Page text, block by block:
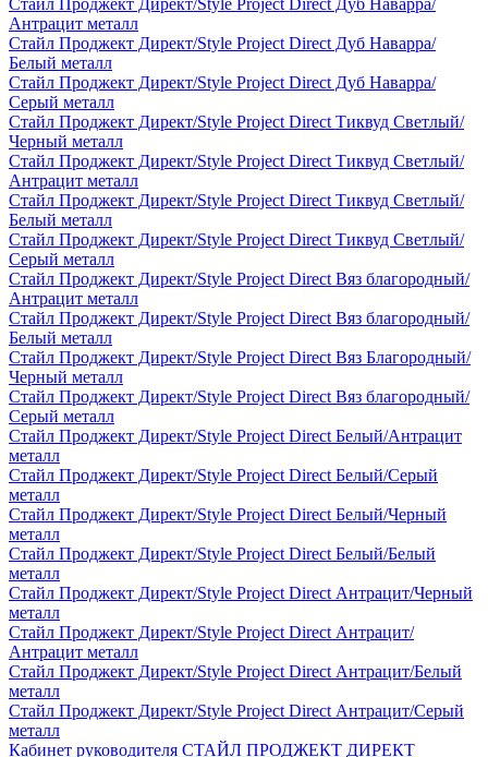
Стайл Проджект Директ/Style Project Direct Дуб Наварра/
Антрацит металл
Стайл Проджект Директ/Style Project Direct Дуб Наварра/
Белый металл
Стайл Проджект Директ/Style Project Direct Дуб Наварра/
Серый металл
Стайл Проджект Директ/Style Project Direct Тиквуд Светлый/
Черный металл
Стайл Проджект Директ/Style Project Direct Тиквуд Светлый/
Антрацит металл
Стайл Проджект Директ/Style Project Direct Тиквуд Светлый/
Белый металл
Стайл Проджект Директ/Style Project Direct Тиквуд Светлый/
Серый металл
Стайл Проджект Директ/Style Project Direct Вяз благородный/
Антрацит металл
Стайл Проджект Директ/Style Project Direct Вяз благородный/
Белый металл
Стайл Проджект Директ/Style Project Direct Вяз Благородный/
Черный металл
Стайл Проджект Директ/Style Project Direct Вяз благородный/
Серый металл
Стайл Проджект Директ/Style Project Direct Белый/Антрацит
металл
Стайл Проджект Директ/Style Project Direct Белый/Серый
металл
Стайл Проджект Директ/Style Project Direct Белый/Черный
металл
Стайл Проджект Директ/Style Project Direct Белый/Белый
металл
Стайл Проджект Директ/Style Project Direct Антрацит/Черный
металл
Стайл Проджект Директ/Style Project Direct Антрацит/
Антрацит металл
Стайл Проджект Директ/Style Project Direct Антрацит/Белый
металл
Стайл Проджект Директ/Style Project Direct Антрацит/Серый
металл
Кабинет руководителя СТАЙЛ ПРОДЖЕКТ ДИРЕКТ